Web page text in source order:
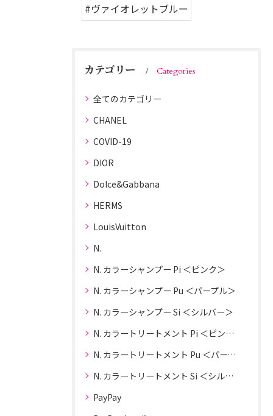
#ヴァイオレットブルー
カテゴリー Categories
全てのカテゴリー
CHANEL
COVID-19
DIOR
Dolce&Gabbana
HERMS
LouisVuitton
N.
N. カラーシャンプー Pi ＜ピンク＞
N. カラーシャンプー Pu ＜パープル＞
N. カラーシャンプー Si ＜シルバー＞
N. カラートリートメント Pi ＜ピンク＞
N. カラートリートメント Pu ＜パープル＞
N. カラートリートメント Si ＜シルバー＞
PayPay